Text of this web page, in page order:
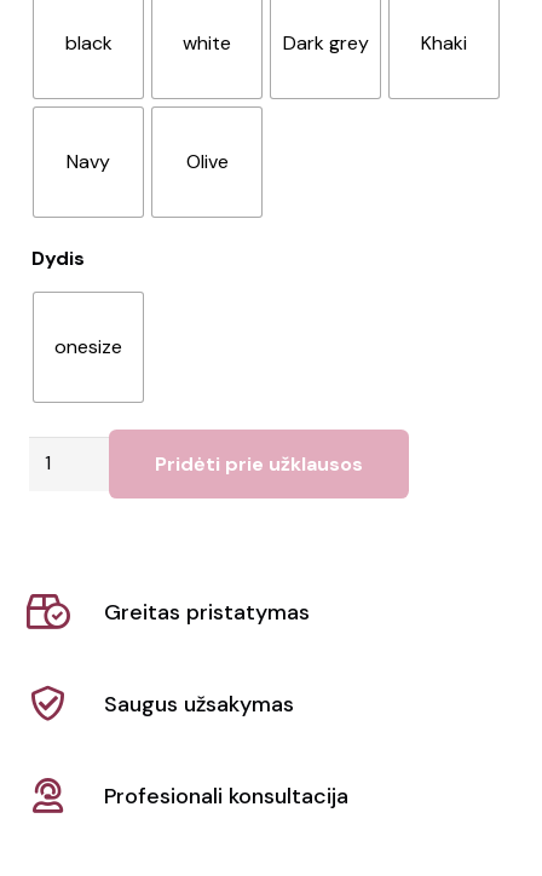
black white Dark grey Khaki
Navy Olive
Dydis
onesize
produkto
|
Pridėti prie užklausos
Greitas pristatymas
Saugus užsakymas
Profesionali konsultacija